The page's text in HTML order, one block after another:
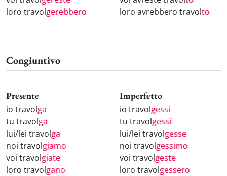
loro travolgerebbero
loro avrebbero travolto
Congiuntivo
Presente
io travolga
tu travolga
lui/lei travolga
noi travolgiamo
voi travolgiate
loro travolgano
Imperfetto
io travolgessi
tu travolgessi
lui/lei travolgesse
noi travolgessimo
voi travolgeste
loro travolgessero